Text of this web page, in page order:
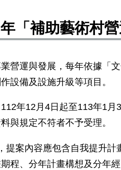
年「補助藝術村
營運與發展，每年依據「
設備及設施升級等項目。
112年12月4日起至113年1月3
與規定不符者不予受理。
提案內容應包含自我提升
程、分年計畫構想及分年經